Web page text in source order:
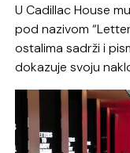
U Cadillac House
pod nazivom
ostalima sadrži i
dokazuje svoju